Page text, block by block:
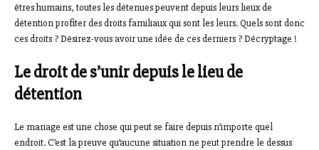
êtres humains, toutes les détenues peuvent depuis leurs lieux de
détention profiter des droits familiaux qui sont les leurs. Quels sont donc
ces droits ? Désirez-vous avoir une idée de ces derniers ? Décryptage !
Le droit de s’unir depuis le lieu de
détention
Le mariage est une chose qui peut se faire depuis n’importe quel
endroit. C’est la preuve qu’aucune situation ne peut prendre le dessus